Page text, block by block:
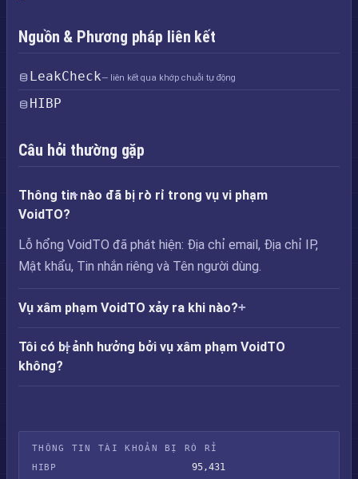
Nguồn & Phương pháp liên kết
LeakCheck— liên kết qua khớp chuỗi tự động
HIBP
Câu hỏi thường gặp
Thông tin nào đã bị rò rỉ trong vụ vi phạm
VoidTO?
Lỗ hổng VoidTO đã phát hiện: Địa chỉ email, Địa chỉ IP,
Mật khẩu, Tin nhắn riêng và Tên người dùng.
Vụ xâm phạm VoidTO xảy ra khi nào?
Tôi có bị ảnh hưởng bởi vụ xâm phạm VoidTO
không?
THÔNG TIN TÀI KHOẢN BỊ RÒ RỈ
HIBP
95,431